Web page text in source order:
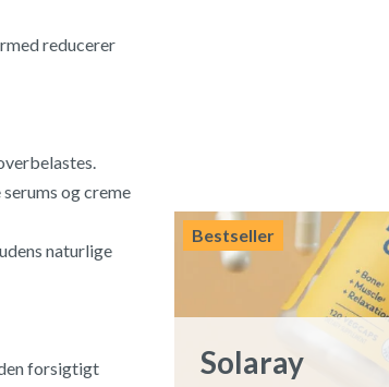
reducerer
og creme
naturlige
forsigtigt
Bestseller
Solaray